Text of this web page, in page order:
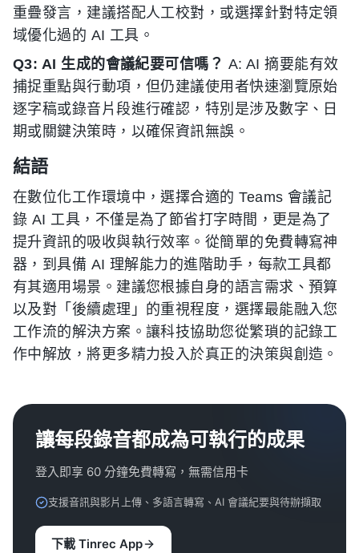
重疊發言，建議搭配人工校對，或選擇針對特定領
域優化過的 AI 工具。
Q3: AI 生成的會議紀要可信嗎？ A: AI 摘要能有效
捕捉重點與行動項，但仍建議使用者快速瀏覽原始
逐字稿或錄音片段進行確認，特別是涉及數字、日
期或關鍵決策時，以確保資訊無誤。
結語
在數位化工作環境中，選擇合適的 Teams 會議記
錄 AI 工具，不僅是為了節省打字時間，更是為了
提升資訊的吸收與執行效率。從簡單的免費轉寫神
器，到具備 AI 理解能力的進階助手，每款工具都
有其適用場景。建議您根據自身的語言需求、預算
以及對「後續處理」的重視程度，選擇最能融入您
工作流的解決方案。讓科技協助您從繁瑣的記錄工
作中解放，將更多精力投入於真正的決策與創造。
讓每段錄音都成為可執行的成果
登入即享 60 分鐘免費轉寫，無需信用卡
支援音訊與影片上傳、多語言轉寫、AI 會議紀要與待辦擷取
下載 Tinrec App